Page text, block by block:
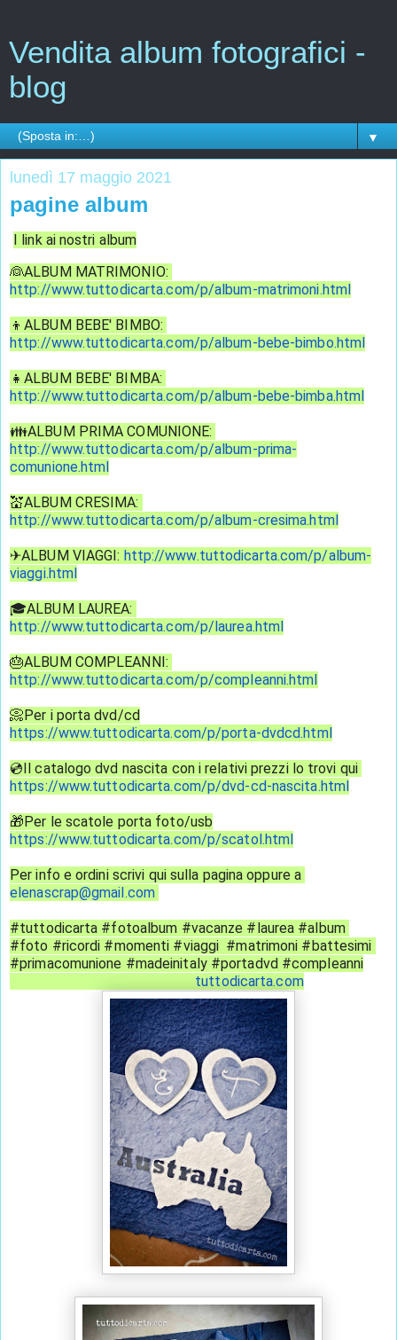
Vendita album fotografici -
blog
▼
lunedì 17 maggio 2021
pagine album
I link ai nostri album
http://www.tuttodicarta.com/p/album-matrimoni.html
http://www.tuttodicarta.com/p/album-bebe-bimbo.html
http://www.tuttodicarta.com/p/album-bebe-bimba.html
http://www.tuttodicarta.com/p/album-prima-
comunione.html
http://www.tuttodicarta.com/p/album-cresima.html
✈ALBUM VIAGGI: http://www.tuttodicarta.com/p/album-
viaggi.html
http://www.tuttodicarta.com/p/laurea.html
http://www.tuttodicarta.com/p/compleanni.html
📀Per i porta dvd/cd
https://www.tuttodicarta.com/p/porta-dvdcd.html
💿Il catalogo dvd nascita con i relativi prezzi lo trovi qui
https://www.tuttodicarta.com/p/dvd-cd-nascita.html
🎁Per le scatole porta foto/usb
https://www.tuttodicarta.com/p/scatol.html
elenascrap@gmail.com
#tuttodicarta #fotoalbum #vacanze #laurea #album
#foto #ricordi #momenti #viaggi  #matrimoni #battesimi
#primacomunione #madeinitaly #portadvd #compleanni
tuttodicarta.com